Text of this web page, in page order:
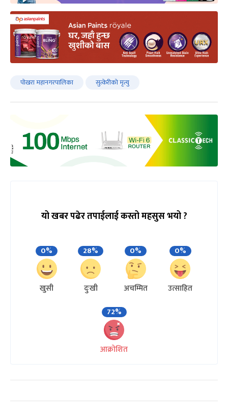
पोखरा महानगरपालिका सुत्केरीको मृत्यु
यो खबर पढेर तपाईलाई कस्तो महसुस भयो ?
0%
खुसी
28%
दुःखी
0%
अचम्मित
0%
उत्साहित
72%
आक्रोशित